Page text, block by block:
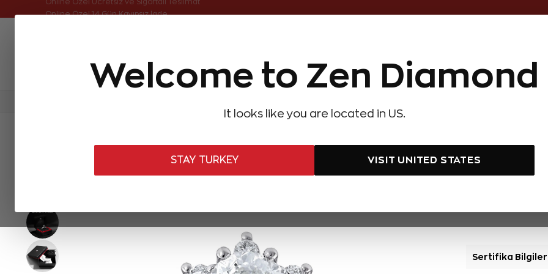
Welcome to Zen Diamond
It looks like you are located in US.
STAY TURKEY VISIT UNITED STATES
Online Özel Ücretsiz ve Sigortalı Teslimat
Aynı Gün Kargo Çok Satanlar Hediye Önerileri Evlilik Teklifi Setler Özel
1,30
Havale ile ekstra
Sertifika